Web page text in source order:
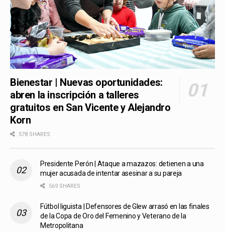
Bienestar | Nuevas oportunidades:
abren la inscripción a talleres
gratuitos en San Vicente y Alejandro
Korn
578 SHARES
Presidente Perón | Ataque a mazazos: detienen a una
mujer acusada de intentar asesinar a su pareja
569 SHARES
Fútbol liguista | Defensores de Glew arrasó en las finales
de la Copa de Oro del Femenino y Veterano de la
Metropolitana